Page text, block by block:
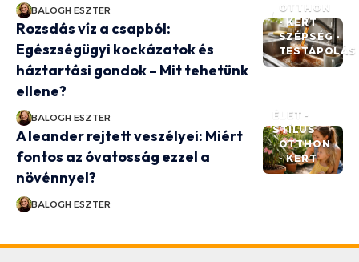
BALOGH ESZTER
OTTHON
- KERT
SZÉPSÉG -
TESTÁPOLÁS
Rozsdás víz a csapból:
Egészségügyi kockázatok és
háztartási gondok – Mit tehetünk
ellene?
BALOGH ESZTER
ÉLET -
STÍLUS
OTTHON
- KERT
A leander rejtett veszélyei: Miért
fontos az óvatosság ezzel a
növénnyel?
BALOGH ESZTER